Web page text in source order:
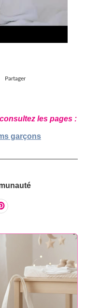
Partager
les pages :
garçons